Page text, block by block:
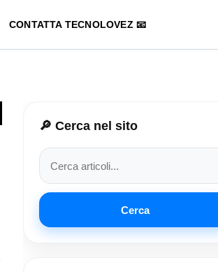
CONTATTA TECNOLOVEZ 📧
🔎 Cerca nel sito
Cerca